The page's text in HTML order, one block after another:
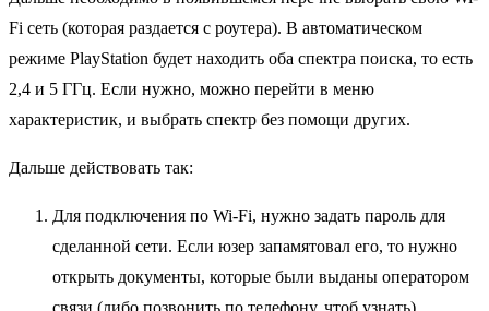
Fi сеть (которая раздается с роутера). В автоматическом
режиме PlayStation будет находить оба спектра поиска, то есть
2,4 и 5 ГГц. Если нужно, можно перейти в меню
характеристик, и выбрать спектр без помощи других.
Дальше действовать так:
Для подключения по Wi-Fi, нужно задать пароль для
сделанной сети. Если юзер запамятовал его, то нужно
открыть документы, которые были выданы оператором
связи (либо позвонить по телефону, чтоб узнать).